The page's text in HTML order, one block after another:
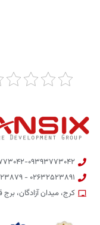
۰۹۱۲۳۷۷۳۰۴۲-
۰۲۶۳۲۵۲۳۸۹۱ - ۰۲۶۳۲۵۲۳۸۷۹
کرج، میدان آزادگان، برج